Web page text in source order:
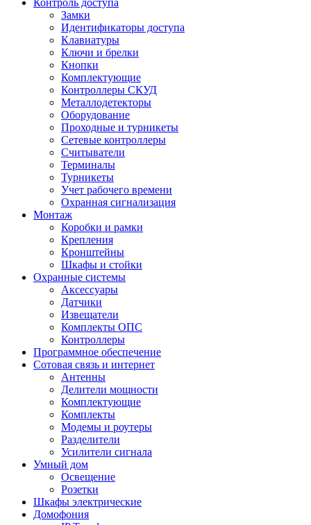
Контроль доступа
Замки
Идентификаторы доступа
Клавиатуры
Ключи и брелки
Кнопки
Комплектующие
Контроллеры СКУД
Металлодетекторы
Оборудование
Проходные и турникеты
Сетевые контроллеры
Считыватели
Терминалы
Турникеты
Учет рабочего времени
Охранная сигнализация
Монтаж
Коробки и рамки
Крепления
Кронштейны
Шкафы и стойки
Охранные системы
Аксессуары
Датчики
Извещатели
Комплекты ОПС
Контроллеры
Программное обеспечение
Сотовая связь и интернет
Антенны
Делители мощности
Комплектующие
Комплекты
Модемы и роутеры
Разделители
Усилители сигнала
Умный дом
Освещение
Розетки
Шкафы электрические
Домофония